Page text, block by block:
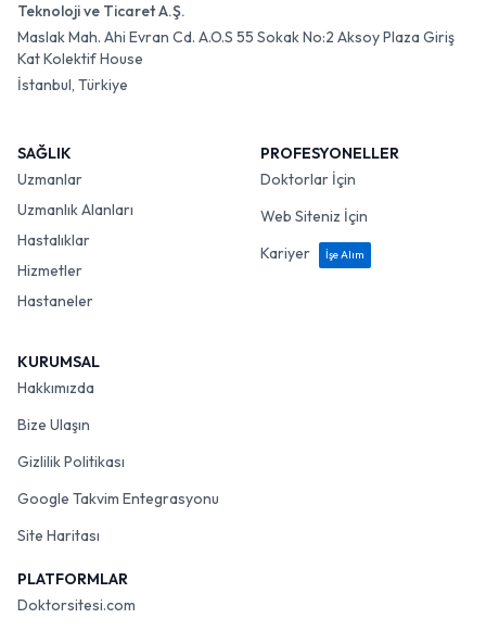
Teknoloji ve Ticaret A.Ş.
Maslak Mah. Ahi Evran Cd. A.O.S 55 Sokak No:2 Aksoy Plaza Giriş
Kat Kolektif House
İstanbul, Türkiye
SAĞLIK
Uzmanlar
Uzmanlık Alanları
Hastalıklar
Hizmetler
Hastaneler
PROFESYONELLER
Doktorlar İçin
Web Siteniz İçin
Kariyer
İşe Alım
KURUMSAL
Hakkımızda
Bize Ulaşın
Gizlilik Politikası
Google Takvim Entegrasyonu
Site Haritası
PLATFORMLAR
Doktorsitesi.com